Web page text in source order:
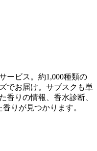
ービス。約1,000種類の
でお届け。サブスクも単
香りの情報、香水診断、
りが見つかります。